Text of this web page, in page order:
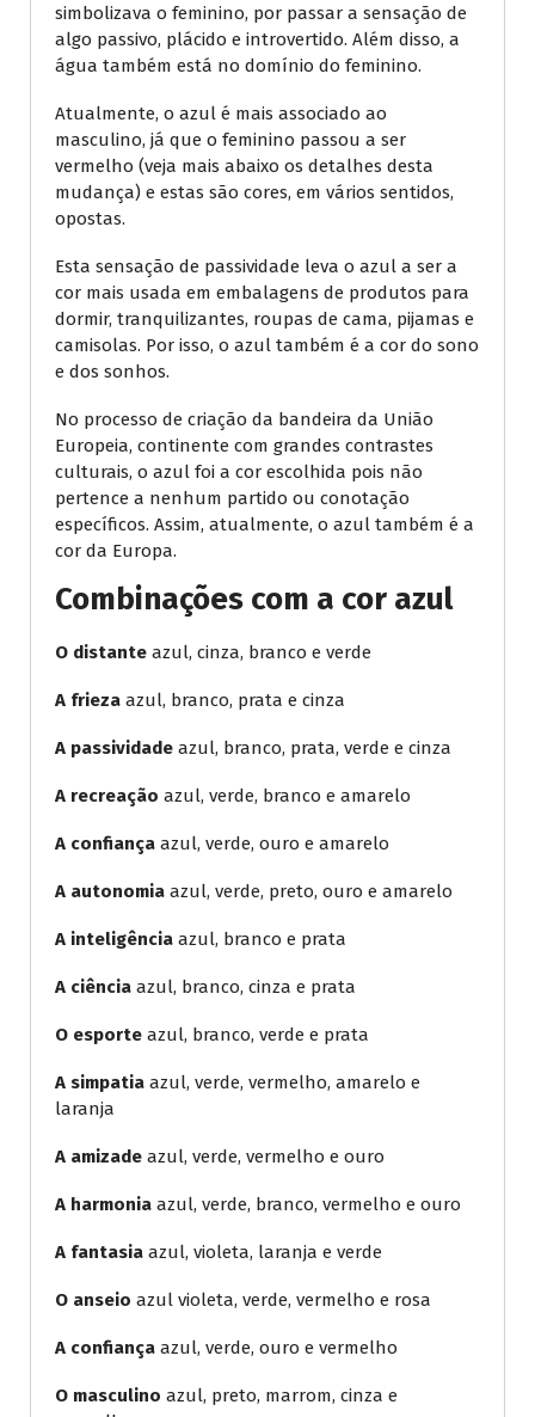
simbolizava o feminino, por passar a sensação de
algo passivo, plácido e introvertido. Além disso, a
água também está no domínio do feminino.
Atualmente, o azul é mais associado ao
masculino, já que o feminino passou a ser
vermelho (veja mais abaixo os detalhes desta
mudança) e estas são cores, em vários sentidos,
opostas.
Esta sensação de passividade leva o azul a ser a
cor mais usada em embalagens de produtos para
dormir, tranquilizantes, roupas de cama, pijamas e
camisolas. Por isso, o azul também é a cor do sono
e dos sonhos.
No processo de criação da bandeira da União
Europeia, continente com grandes contrastes
culturais, o azul foi a cor escolhida pois não
pertence a nenhum partido ou conotação
específicos. Assim, atualmente, o azul também é a
cor da Europa.
Combinações com a cor azul
O distante azul, cinza, branco e verde
A frieza azul, branco, prata e cinza
A passividade azul, branco, prata, verde e cinza
A recreação azul, verde, branco e amarelo
A confiança azul, verde, ouro e amarelo
A autonomia azul, verde, preto, ouro e amarelo
A inteligência azul, branco e prata
A ciência azul, branco, cinza e prata
O esporte azul, branco, verde e prata
A simpatia azul, verde, vermelho, amarelo e
laranja
A amizade azul, verde, vermelho e ouro
A harmonia azul, verde, branco, vermelho e ouro
A fantasia azul, violeta, laranja e verde
O anseio azul violeta, verde, vermelho e rosa
A confiança azul, verde, ouro e vermelho
O masculino azul, preto, marrom, cinza e